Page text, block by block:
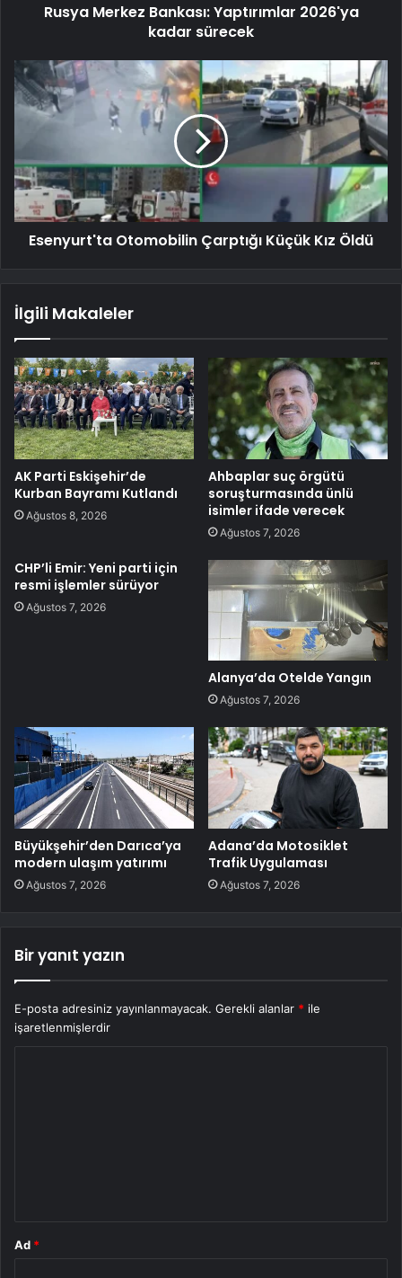
Rusya Merkez Bankası: Yaptırımlar 2026'ya
kadar sürecek
Esenyurt'ta Otomobilin Çarptığı Küçük Kız Öldü
İlgili Makaleler
AK Parti Eskişehir’de
Kurban Bayramı Kutlandı
Ağustos 8, 2026
Ahbaplar suç örgütü
soruşturmasında ünlü
isimler ifade verecek
Ağustos 7, 2026
CHP’li Emir: Yeni parti için
resmi işlemler sürüyor
Ağustos 7, 2026
Alanya’da Otelde Yangın
Ağustos 7, 2026
Büyükşehir’den Darıca’ya
modern ulaşım yatırımı
Ağustos 7, 2026
Adana’da Motosiklet
Trafik Uygulaması
Ağustos 7, 2026
Bir yanıt yazın
E-posta adresiniz yayınlanmayacak. Gerekli alanlar * ile
işaretlenmişlerdir
Ad *